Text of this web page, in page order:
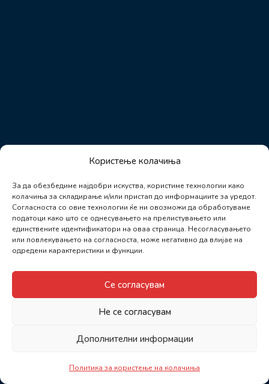
Користење колачиња
За да обезбедиме најдобри искуства, користиме технологии како
колачиња за складирање и/или пристап до информациите за уредот.
Согласноста со овие технологии ќе ни овозможи да обработуваме
податоци како што се однесувањето на прелистувањето или
единствените идентификатори на оваа страница. Несогласувањето
или повлекувањето на согласноста, може негативно да влијае на
одредени карактеристики и функции.
Се согласувам
Не се согласувам
Дополнителни информации
Политика за користење на колачиња